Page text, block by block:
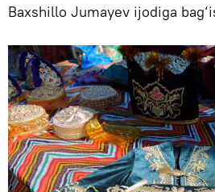
Baxshillo Jumayev ijodiga